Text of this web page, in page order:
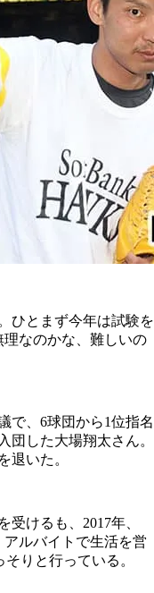
ひとまず今年は試験を
理なのかな、難しいの
で、6球団から1位指名
団した大場翔太さん。
退いた。
けるも、2017年、
ルバイトで生活を営
りと行っている。